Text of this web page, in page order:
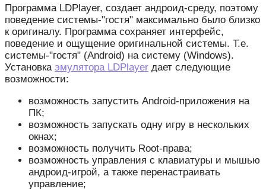
Программа LDPlayer, создает андроид-среду, поэтому
поведение системы-"гостя" максимально было близко
к оригиналу. Программа сохраняет интерфейс,
поведение и ощущение оригинальной системы. Т.е.
системы-"гостя" (Android) на систему (Windows).
Установка эмулятора LDPlayer дает следующие
возможности:
возможность запустить Android-приложения на
ПК;
возможность запускать одну игру в нескольких
окнах;
возможность получить Root-права;
возможность управления с клавиатуры и мышью
андроид-игрой, а также перенастраивать
управление;